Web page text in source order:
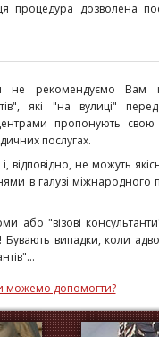
процедура дозволена
не рекомендуємо Вам
які "на вулиці"
пропонують свою
послугах.
відповідно, не можуть
в галузі
або "візові
Бувають випадки, коли
можемо допомогти?